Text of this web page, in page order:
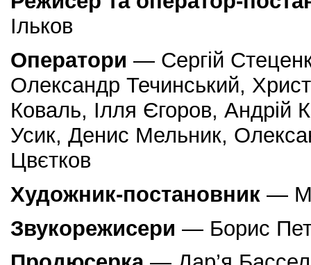
Ільков
Оператори — Сергій
Олександр Течинський,
Коваль, Ілля Єгоров, Андрій
Усик, Денис Мельник,
Цвєтков
Художник-постановник —
Звукорежисери — Борис